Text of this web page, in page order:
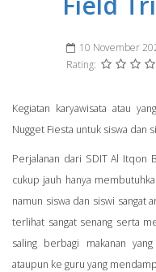
10 November
Rating:
Kegiatan karyawisata atau
Nugget Fiesta untuk siswa dan
Perjalanan dari SDIT Al Itqon
cukup jauh hanya
namun siswa dan siswi sangat
terlihat sangat senang serta
saling berbagi makanan
ataupun ke guru yang